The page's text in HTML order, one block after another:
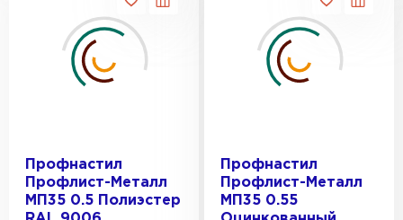
Профнастил
Профлист-Металл
МП35 0.5 Полиэстер
Профнастил
Профлист-Металл
МП35 0.55